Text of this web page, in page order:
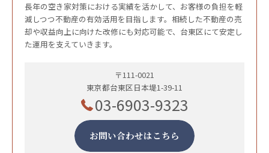
長年の空き家対策における実績を活かして、お客様の負担を軽
減しつつ不動産の有効活用を目指します。相続した不動産の売
却や収益向上に向けた改修にも対応可能で、台東区にて安定し
た運用を支えていきます。
〒111-0021
東京都台東区日本堤1-39-11
03-6903-9323
お問い合わせはこちら